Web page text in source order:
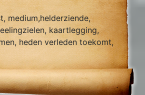
medium,helderziende,
kaartlegging,
heden verleden toekomt,